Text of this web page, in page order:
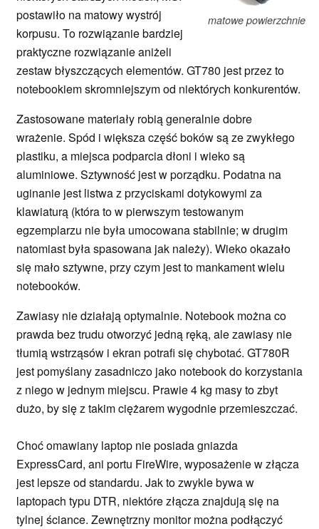
matowe powierzchnie
postawiło na matowy wystrój
korpusu. To rozwiązanie bardziej
praktyczne rozwiązanie aniżeli
zestaw błyszczących elementów. GT780 jest przez to
notebookiem skromniejszym od niektórych konkurentów.
Zastosowane materiały robią generalnie dobre
wrażenie. Spód i większa część boków są ze zwykłego
plastiku, a miejsca podparcia dłoni i wieko są
aluminiowe. Sztywność jest w porządku. Podatna na
uginanie jest listwa z przyciskami dotykowymi za
klawiaturą (która to w pierwszym testowanym
egzemplarzu nie była umocowana stabilnie; w drugim
natomiast była spasowana jak należy). Wieko okazało
się mało sztywne, przy czym jest to mankament wielu
notebooków.
Zawiasy nie działają optymalnie. Notebook można co
prawda bez trudu otworzyć jedną ręką, ale zawiasy nie
tłumią wstrząsów i ekran potrafi się chybotać. GT780R
jest pomyślany zasadniczo jako notebook do korzystania
z niego w jednym miejscu. Prawie 4 kg masy to zbyt
dużo, by się z takim ciężarem wygodnie przemieszczać.
Choć omawiany laptop nie posiada gniazda
ExpressCard, ani portu FireWire, wyposażenie w złącza
jest lepsze od standardu. Jak to zwykle bywa w
laptopach typu DTR, niektóre złącza znajdują się na
tylnej ściance. Zewnętrzny monitor można podłączyć